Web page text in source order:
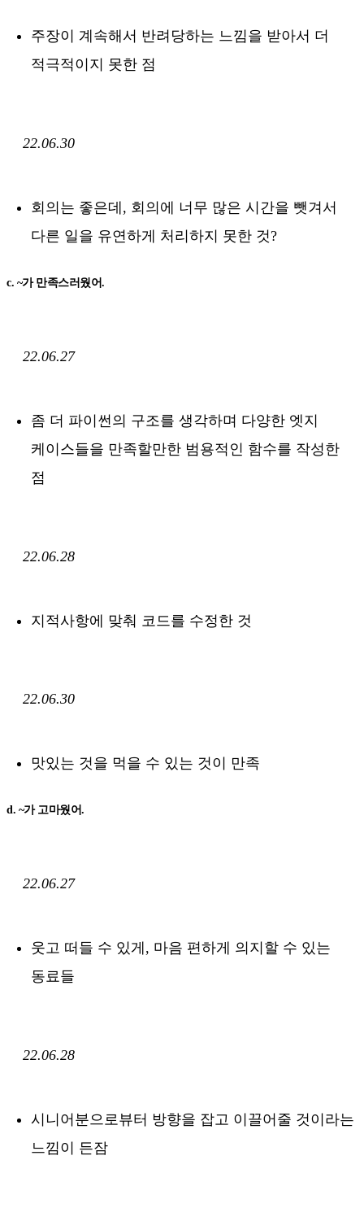
주장이 계속해서 반려당하는 느낌을 받아서 더
적극적이지 못한 점
22.06.30
회의는 좋은데, 회의에 너무 많은 시간을 뺏겨서
다른 일을 유연하게 처리하지 못한 것?
c. ~가 만족스러웠어.
22.06.27
좀 더 파이썬의 구조를 생각하며 다양한 엣지
케이스들을 만족할만한 범용적인 함수를 작성한
점
22.06.28
지적사항에 맞춰 코드를 수정한 것
22.06.30
맛있는 것을 먹을 수 있는 것이 만족
d. ~가 고마웠어.
22.06.27
웃고 떠들 수 있게, 마음 편하게 의지할 수 있는
동료들
22.06.28
시니어분으로뷰터 방향을 잡고 이끌어줄 것이라는
느낌이 든잠